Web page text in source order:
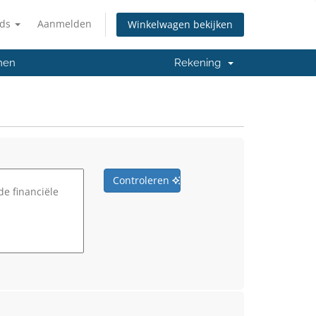
Aanmelden Winkelwagen bekijken
Rekening
Controleren